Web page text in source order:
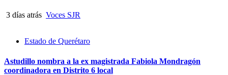
3 días atrás Voces SJR
Estado de Querétaro
Astudillo nombra a la ex magistrada Fabiola Mondragón
coordinadora en Distrito 6 local